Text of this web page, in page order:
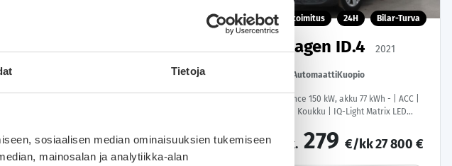
Tietoja
sosiaalisen median ominaisuuksien tukemiseen
mainosalan ja analytiikka-alan
Audi A1 2020
Vantaa, Tuupakka
alk.199 €/kk 18 900 €
Kotiintoimitus 24H Bilar-Turva
Volkswagen ID.4 2021
AutomaattiKuopio
Pro Performance 150 kW, akku 77 kWh - | ACC |
Lisälämmitin | Koukku | IQ-Light Matrix LED
Keyless | Apple&Android | 1.Om Suomi-auto |
Kahdet Renkaat | Merkkihuollettu |
alk. 279 €/kk27 800 €